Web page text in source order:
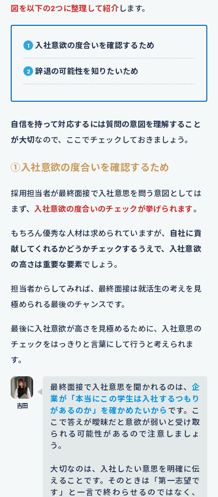
図を以下の2つに整理して紹介します。
入社意欲の度合いを確認するため
辞退の可能性を知りたいため
自信を持って対応するには質問の意図を理解すること
が大切なので、ここでチェックしておきましょう。
①入社意欲の度合いを確認するため
採用担当者が最終面接で入社意思を問う意図としては
まず、 入社意欲の度合いのチェックが挙げられます。
もちろん優秀な人材は求められていますが、
自社に貢
献してくれるかどうかチェックするうえで、入社意欲
の高さは重要な要素でしょう。
担当者からしてみれば、最終面接は就活生の考えを見
極められる最後のチャンスです。
最後に入社意欲が高さを見極めるために、入社意思の
チェックをはっきりと言葉にして行うと考えられま
す。
最終面接で入社意思を聞かれるのは、企
業が「本当にこの学生は入社するつもり
があるのか」を確かめたいから です。こ
こで答えが曖昧だと意欲が弱いと受け取
られる可能性があるので注意しましょ
う。
大切なのは、入社したい意思を明確に伝
えることです。そのときは「第一志望で
す」と一言で終わらせるのではなく、